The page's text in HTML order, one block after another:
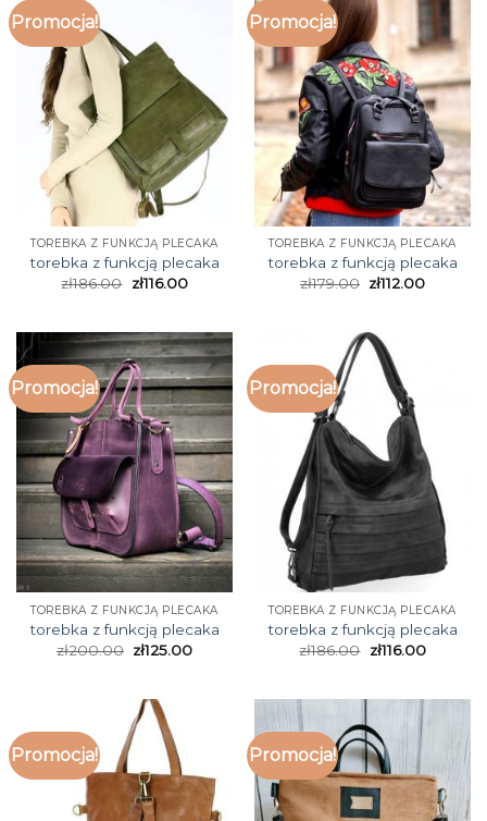
Promocja!
TOREBKA Z FUNKCJĄ PLECAKA
torebka z funkcją plecaka
zł186.00 zł116.00
Promocja!
TOREBKA Z FUNKCJĄ PLECAKA
torebka z funkcją plecaka
zł179.00 zł112.00
Promocja!
TOREBKA Z FUNKCJĄ PLECAKA
torebka z funkcją plecaka
zł200.00 zł125.00
Promocja!
TOREBKA Z FUNKCJĄ PLECAKA
torebka z funkcją plecaka
zł186.00 zł116.00
Promocja! Promocja!